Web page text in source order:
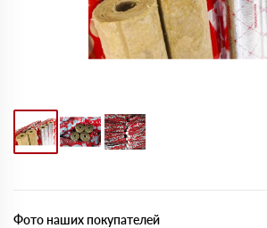
Фото наших покупателей